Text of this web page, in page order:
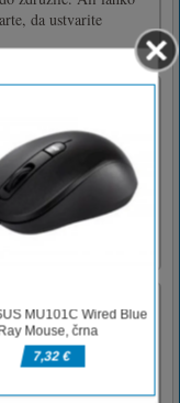
da ustvarite
Drive
the simulation genre
simple challenging
to nature
real life driving
effects. Offline
about internet
rezanje, ampak tudi
s 3D igro umetnosti
da rezite vse
jajčevci in druga